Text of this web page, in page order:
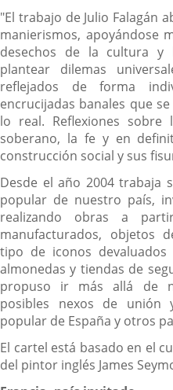
"El trabajo de Julio Falagán
manierismos, apoyándose
desechos de la cultura y
plantear dilemas
reflejados de forma
encrucijadas banales que
lo real. Reflexiones
soberano, la fe y en
construcción social y sus
Desde el año 2004 trabaja
popular de nuestro país,
realizando obras a
manufacturados, objetos
tipo de iconos devaluados
almonedas y tiendas de
propuso ir más allá de
posibles nexos de
popular de España y otros
El cartel está basado en el
del pintor inglés James